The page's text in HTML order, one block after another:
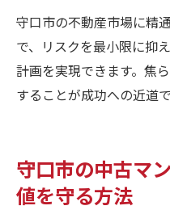
守口市の不動産市場に精
で、リスクを最小限に抑
計画を実現できます。焦
することが成功への近道で
守口市の中古マ
値を守る方法